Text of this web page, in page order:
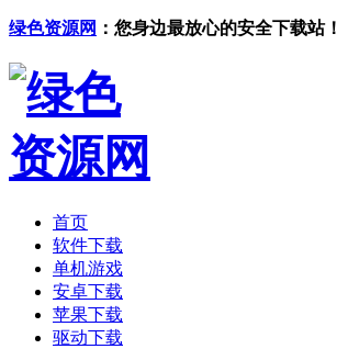
绿色资源网 ：您身边最放心的安全下载站！
首页
软件下载
单机游戏
安卓下载
苹果下载
驱动下载